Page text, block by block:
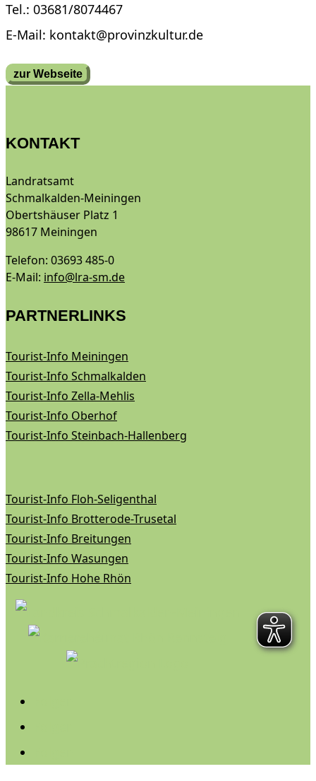
Tel.: 03681/8074467
E-Mail: kontakt@provinzkultur.de
zur Webseite
KONTAKT
Landratsamt
Schmalkalden-Meiningen
Obertshäuser Platz 1
98617 Meiningen
Telefon: 03693 485-0
E-Mail: info@lra-sm.de
PARTNERLINKS
Tourist-Info Meiningen
Tourist-Info Schmalkalden
Tourist-Info Zella-Mehlis
Tourist-Info Oberhof
Tourist-Info Steinbach-Hallenberg
Tourist-Info Floh-Seligenthal
Tourist-Info Brotterode-Trusetal
Tourist-Info Breitungen
Tourist-Info Wasungen
Tourist-Info Hohe Rhön